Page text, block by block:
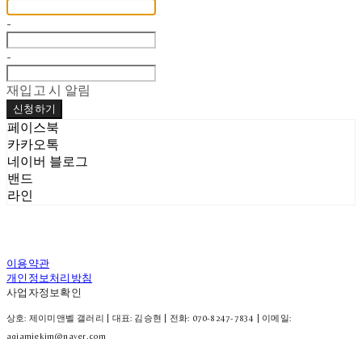
-
-
재입고 시 알림
신청하기
페이스북
카카오톡
네이버 블로그
밴드
라인
이용약관
개인정보처리방침
사업자정보확인
상호: 제이미앤벨 갤러리 | 대표: 김승현 | 전화: 070-8247-7834 | 이메일:
aqjamiekim@naver.com